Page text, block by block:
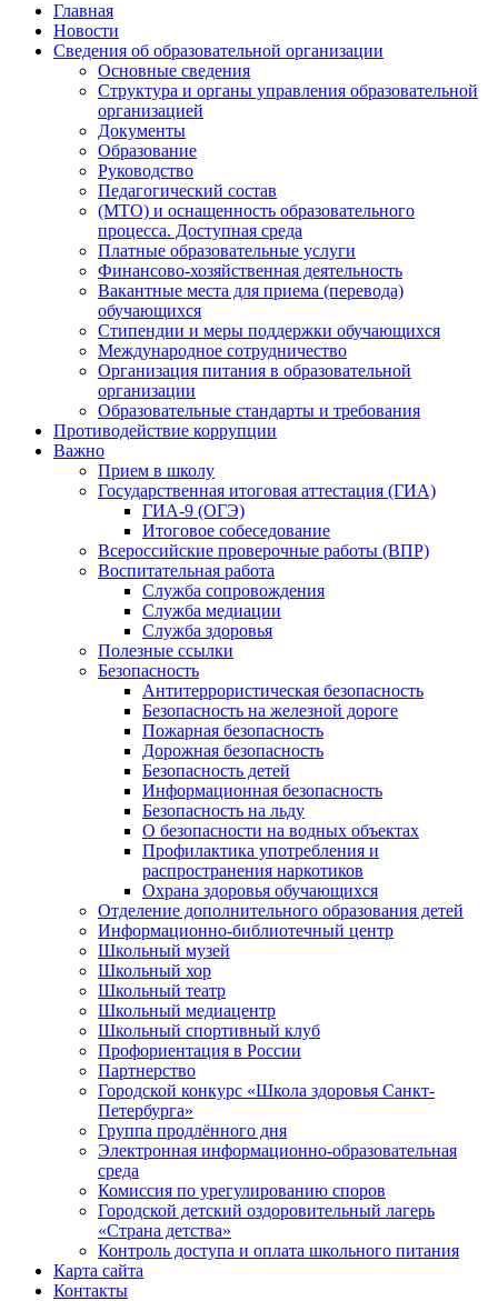
Главная
Новости
Сведения об образовательной организации
Основные сведения
Структура и органы управления образовательной
организацией
Документы
Образование
Руководство
Педагогический состав
(МТО) и оснащенность образовательного
процесса. Доступная среда
Платные образовательные услуги
Финансово-хозяйственная деятельность
Вакантные места для приема (перевода)
обучающихся
Стипендии и меры поддержки обучающихся
Международное сотрудничество
Организация питания в образовательной
организации
Образовательные стандарты и требования
Противодействие коррупции
Важно
Прием в школу
Государственная итоговая аттестация (ГИА)
ГИА-9 (ОГЭ)
Итоговое собеседование
Всероссийские проверочные работы (ВПР)
Воспитательная работа
Служба сопровождения
Служба медиации
Служба здоровья
Полезные ссылки
Безопасность
Антитеррористическая безопасность
Безопасность на железной дороге
Пожарная безопасность
Дорожная безопасность
Безопасность детей
Информационная безопасность
Безопасность на льду
О безопасности на водных объектах
Профилактика употребления и
распространения наркотиков
Охрана здоровья обучающихся
Отделение дополнительного образования детей
Информационно-библиотечный центр
Школьный музей
Школьный хор
Школьный театр
Школьный медиацентр
Школьный спортивный клуб
Профориентация в России
Партнерство
Городской конкурс «Школа здоровья Санкт-
Петербурга»
Группа продлённого дня
Электронная информационно-образовательная
среда
Комиссия по урегулированию споров
Городской детский оздоровительный лагерь
«Страна детства»
Контроль доступа и оплата школьного питания
Карта сайта
Контакты